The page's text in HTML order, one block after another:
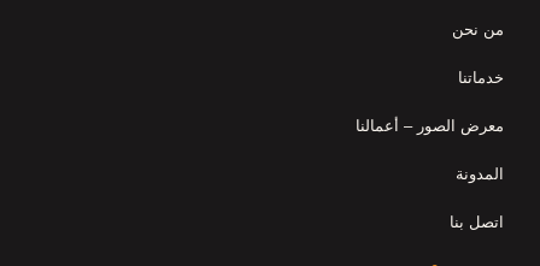
من نحن
خدماتنا
معرض الصور – أعمالنا
المدونة
اتصل بنا